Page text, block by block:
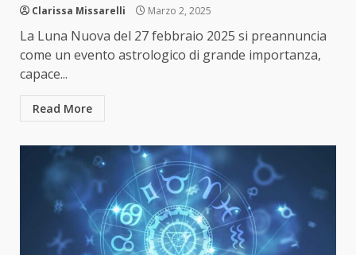
Clarissa Missarelli Marzo 2, 2025
La Luna Nuova del 27 febbraio 2025 si preannuncia
come un evento astrologico di grande importanza,
capace...
Read More